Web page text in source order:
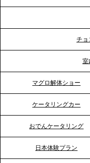
2026.5.12
プレスリリースの
2026.4.21
プレスリリースの
イッチに。新入社
チョ
室
マグロ解体ショー
ケータリングカー
おでんケータリング
日本体験プラン